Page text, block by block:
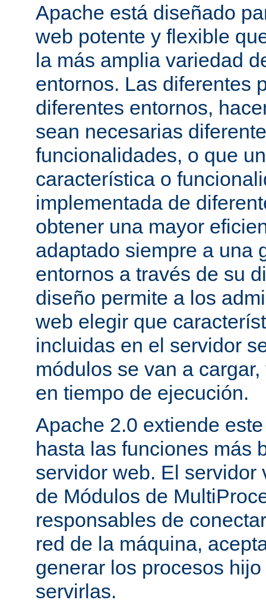
Apache está diseñado
web potente y flexible
la más amplia variedad
entornos. Las diferentes
diferentes entornos,
sean necesarias
funcionalidades, o que
característica o
implementada de
obtener una mayor
adaptado siempre a una
entornos a través de su
diseño permite a los
web elegir que
incluidas en el servidor
módulos se van a
en tiempo de ejecución.
Apache 2.0 extiende
hasta las funciones más
servidor web. El servidor
de Módulos de
responsables de
red de la máquina,
generar los procesos
servirlas.